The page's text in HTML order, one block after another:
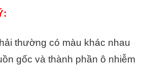
thường có màu khác nhau
gốc và thành phần ô nhiễm